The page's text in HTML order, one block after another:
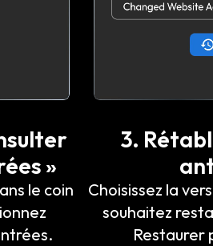
»
le coin
3.
Choisissez la
souhaitez
Restaurer